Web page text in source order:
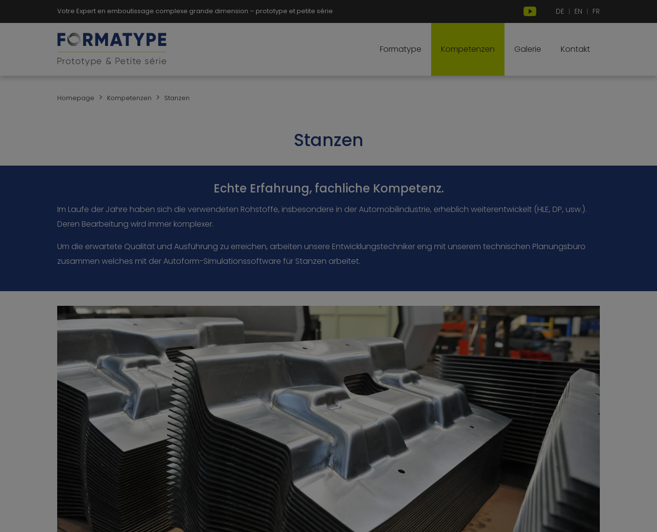
Votre Expert en emboutissage complexe grande dimension – prototype et petite série DE | EN | FR
Formatype Kompetenzen Galerie Kontakt
Homepage > Kompetenzen > Stanzen
Stanzen
Echte Erfahrung, fachliche Kompetenz.
Im Laufe der Jahre haben sich die verwendeten Rohstoffe, insbesondere in der Automobilindustrie, erheblich weiterentwickelt (HLE, DP, usw.).
Deren Bearbeitung wird immer komplexer.
Um die erwartete Qualität und Ausführung zu erreichen, arbeiten unsere Entwicklungstechniker eng mit unserem technischen Planungsbüro
zusammen welches mit der Autoform-Simulationssoftware für Stanzen arbeitet.